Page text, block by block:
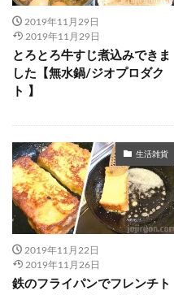
2019年11月29日
2019年11月29日
とろとろ牛すじ煮込みできま
した【無水鍋/ジオプロダク
ト 】
生活雑貨
2019年11月22日
2019年11月26日
鉄のフライパンでフレンチト